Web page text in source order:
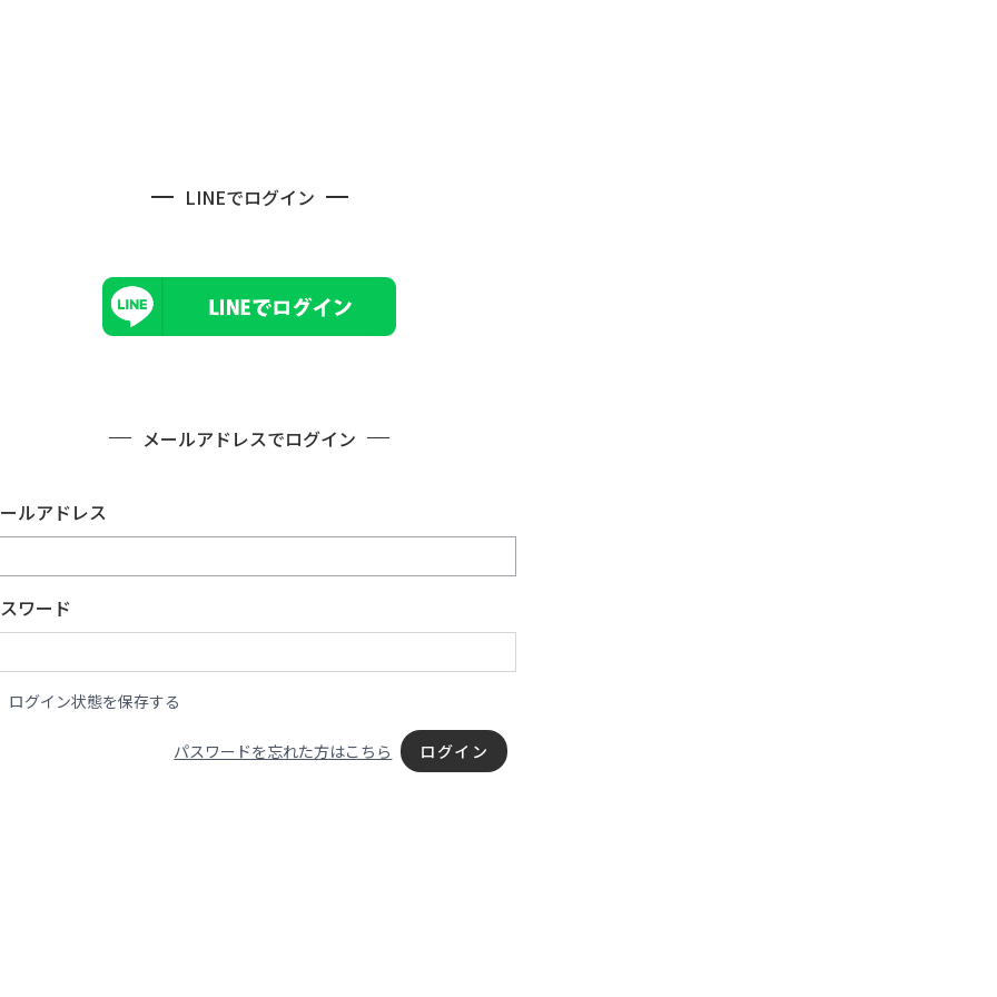
LINEでログイン
メールアドレスでログイン
ルアドレス
ワード
ログイン状態を保存する
パスワードを忘れた方はこちら ログイン